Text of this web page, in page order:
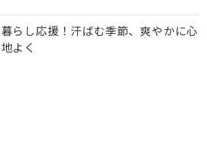
暮らし応援！汗ばむ季節、爽やかに心
地よく